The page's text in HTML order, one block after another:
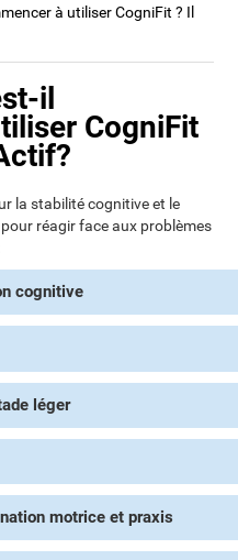
à utiliser CogniFit ? Il
il
CogniFit
la stabilité cognitive et le
réagir face aux problèmes
cognitive
léger
motrice et praxis